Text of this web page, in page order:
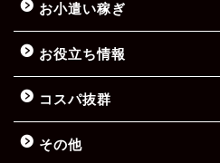
お小遣い稼ぎ
お役立ち情報
コスパ抜群
その他